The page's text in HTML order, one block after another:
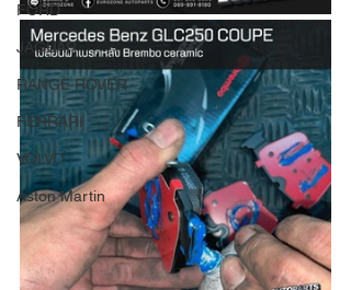
FORD
JAGUAR
RANGE ROVER
FERRARI
VOLVO
Aston Martin